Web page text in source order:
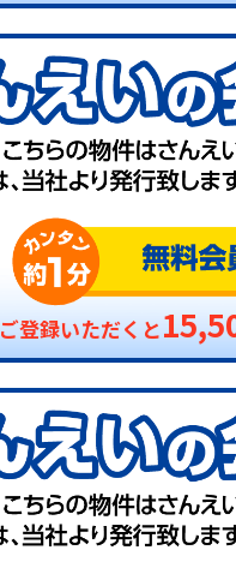
ご登録いただくと